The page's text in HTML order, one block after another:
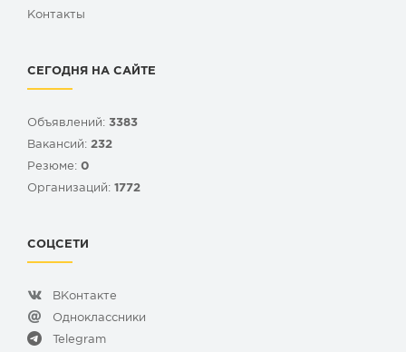
Контакты
СЕГОДНЯ НА САЙТЕ
Объявлений: 3383
Вакансий: 232
Резюме: 0
Организаций: 1772
СОЦСЕТИ
ВКонтакте
Одноклассники
Telegram